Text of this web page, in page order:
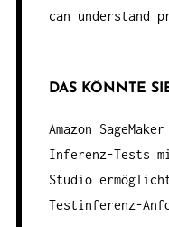
can understand
DAS KÖNNTE
Amazon
Inferenz-Tests
Studio
Testinferenz-